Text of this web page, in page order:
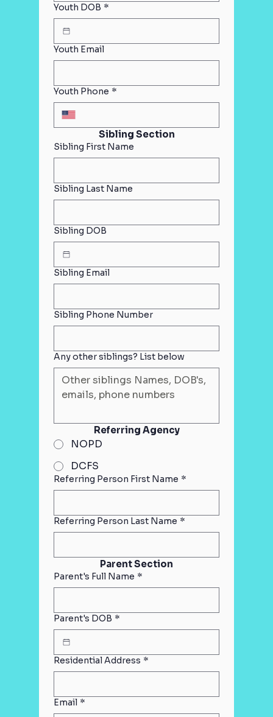
Youth DOB *
Youth Email
Youth Phone *
Sibling Section
Sibling First Name
Sibling Last Name
Sibling DOB
Sibling Email
Sibling Phone Number
Any other siblings? List below
Referring Agency
NOPD
DCFS
Referring Person First Name *
Referring Person Last Name *
Parent Section
Parent's Full Name *
Parent's DOB *
Residential Address *
Email *